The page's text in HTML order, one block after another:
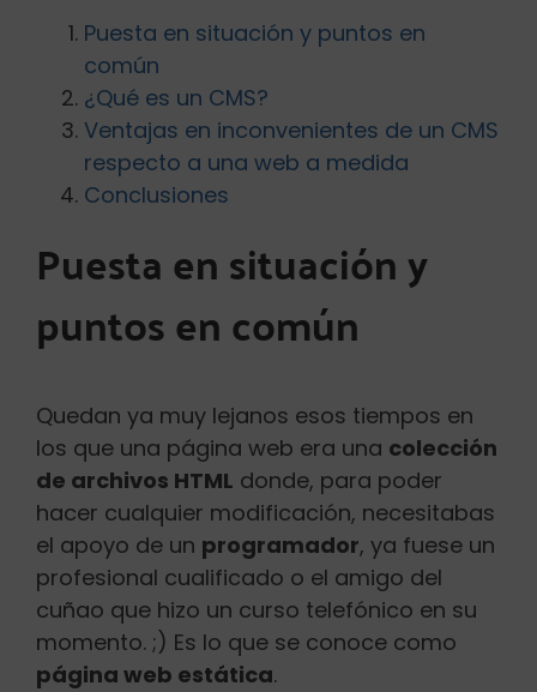
Puesta en situación y puntos en
común
¿Qué es un CMS?
Ventajas en inconvenientes de un CMS
respecto a una web a medida
Conclusiones
Puesta en situación y
puntos en común
Quedan ya muy lejanos esos tiempos en
los que una página web era una colección
de archivos HTML donde, para poder
hacer cualquier modificación, necesitabas
el apoyo de un programador, ya fuese un
profesional cualificado o el amigo del
cuñao que hizo un curso telefónico en su
momento. ;) Es lo que se conoce como
página web estática.